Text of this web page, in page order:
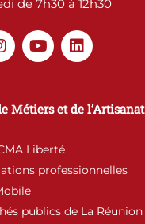
de 7h30 à 12h30
Y
o
b
L
i
e
d
Métiers et de l’Artisanat
Liberté
professionnelles
publics de La Réunion